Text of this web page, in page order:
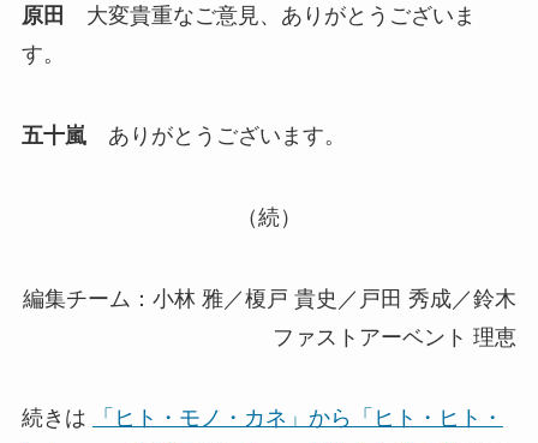
原田
大変貴重なご意見、ありがとうございま
す。
五十嵐ありがとうございます。
（続）
編集チーム：小林 雅／榎戸 貴史／戸田 秀成／鈴木
ファストアーベント 理恵
続きは
「ヒト・モノ・カネ」から「ヒト・ヒト・